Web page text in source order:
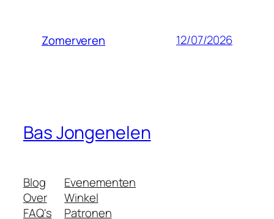
Zomerveren 12/07/2026
Bas Jongenelen
Blog
Over
FAQ's
Evenementen
Winkel
Patronen